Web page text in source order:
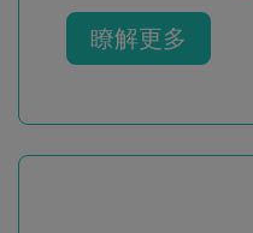
瞭解更多